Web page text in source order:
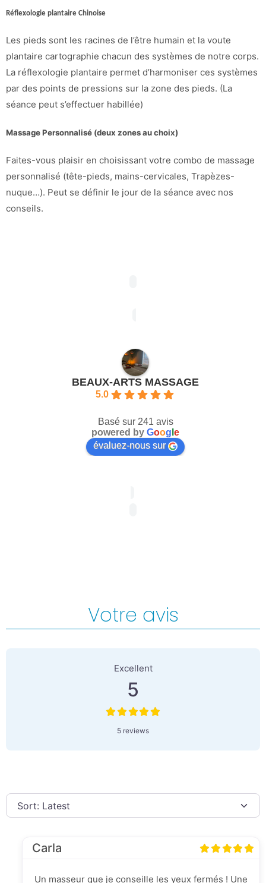
Réflexologie plantaire Chinoise
Les pieds sont les racines de l’être humain et la voute
plantaire cartographie chacun des systèmes de notre corps.
La réflexologie plantaire permet d’harmoniser ces systèmes
par des points de pressions sur la zone des pieds. (La
séance peut s’effectuer habillée)
Massage Personnalisé (deux zones au choix)
Faites-vous plaisir en choisissant votre combo de massage
personnalisé (tête-pieds, mains-cervicales, Trapèzes-
nuque…). Peut se définir le jour de la séance avec nos
conseils.
BEAUX-ARTS MASSAGE
5.0
Basé sur 241 avis
powered by Goog e
évaluez-nous sur
Votre avis
Excellent
5
5 reviews
Carla
Un masseur que je conseille les yeux fermés ! Une